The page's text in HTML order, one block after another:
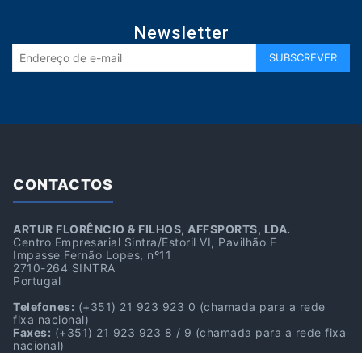
Newsletter
CONTACTOS
ARTUR FLORÊNCIO & FILHOS, AFFSPORTS, LDA.
Centro Empresarial Sintra/Estoril VI, Pavilhão F
Impasse Fernão Lopes, nº11
2710-264 SINTRA
Portugal
Telefones: (+351) 21 923 923 0 (chamada para a rede
fixa nacional)
Faxes: (+351) 21 923 923 8 / 9 (chamada para a rede fixa
nacional)